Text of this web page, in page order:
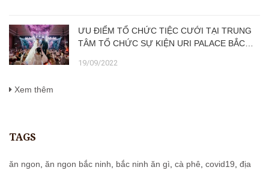
ƯU ĐIỂM TỔ CHỨC TIỆC CƯỚI TẠI TRUNG
TÂM TỔ CHỨC SỰ KIỆN URI PALACE BẮC
19/09/2022
Xem thêm
TAGS
ăn ngon, ăn ngon bắc ninh, bắc ninh ăn gì, cà phê, covid19, địa